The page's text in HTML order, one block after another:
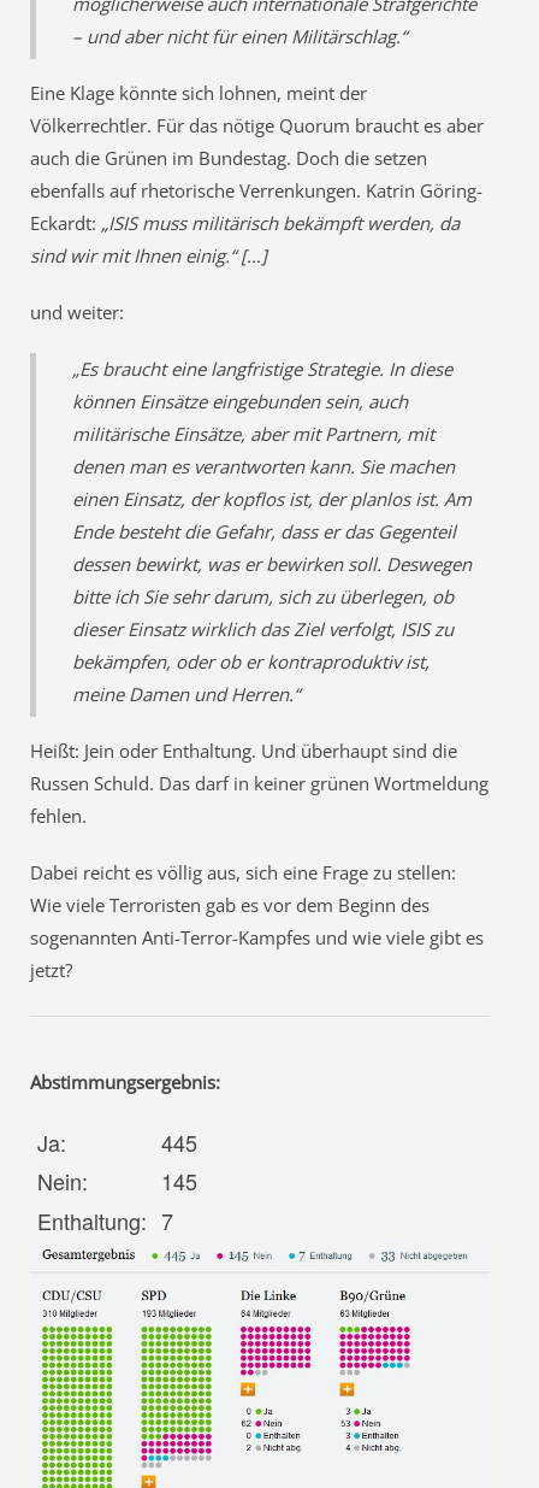
– und aber nicht für einen Militärschlag.“
Eine Klage könnte sich lohnen, meint der
Völkerrechtler. Für das nötige Quorum braucht es aber
auch die Grünen im Bundestag. Doch die setzen
ebenfalls auf rhetorische Verrenkungen. Katrin Göring-
Eckardt: „ISIS muss militärisch bekämpft werden, da
sind wir mit Ihnen einig.“ […]
und weiter:
„Es braucht eine langfristige Strategie. In diese
können Einsätze eingebunden sein, auch
militärische Einsätze, aber mit Partnern, mit
denen man es verantworten kann. Sie machen
einen Einsatz, der kopflos ist, der planlos ist. Am
Ende besteht die Gefahr, dass er das Gegenteil
dessen bewirkt, was er bewirken soll. Deswegen
bitte ich Sie sehr darum, sich zu überlegen, ob
dieser Einsatz wirklich das Ziel verfolgt, ISIS zu
bekämpfen, oder ob er kontraproduktiv ist,
meine Damen und Herren.“
Heißt: Jein oder Enthaltung. Und überhaupt sind die
Russen Schuld. Das darf in keiner grünen Wortmeldung
fehlen.
Dabei reicht es völlig aus, sich eine Frage zu stellen:
Wie viele Terroristen gab es vor dem Beginn des
sogenannten Anti-Terror-Kampfes und wie viele gibt es
jetzt?
Abstimmungsergebnis:
Ja:
445
Nein:
145
Enthaltung: 7